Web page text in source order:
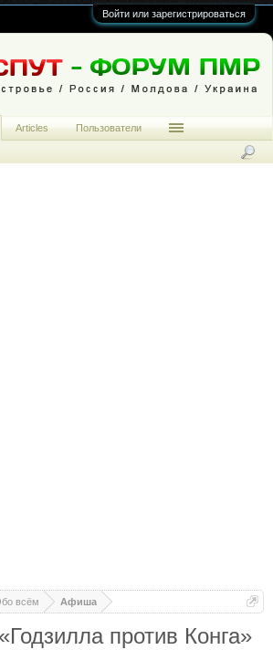
Войти или зарегистрироваться
всём Афиша
против Конга»
Articles Пользователи